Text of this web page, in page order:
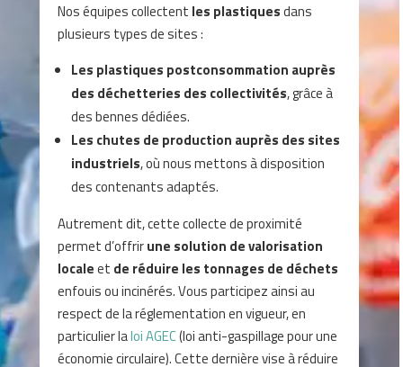
Nos équipes collectent les plastiquesdans
plusieurs types de sites :
Les plastiques postconsommation auprès
des déchetteries des collectivités, grâce à
des bennes dédiées.
Les chutes de production auprès des sites
industriels, où nous mettons à disposition
des contenants adaptés.
Autrement dit, cette collecte de proximité
permet d’offrirune solution de valorisation
localeet de réduire les tonnages de déchets
enfouis ou incinérés. Vous participez ainsi au
respect de la réglementation en vigueur, en
particulier laloi AGEC(loi anti-gaspillage pour une
économie circulaire). Cette dernière vise à réduire